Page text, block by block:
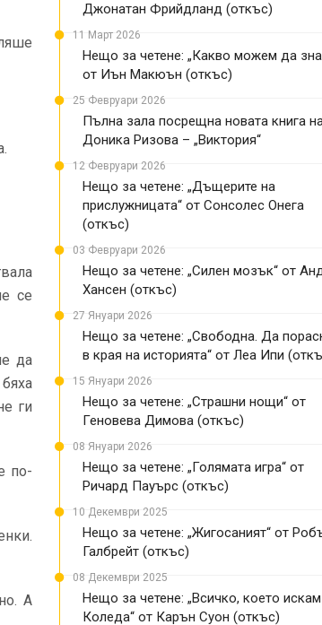
се
да
ги
по-
А
Джонатан Фрийдланд (откъс)
11 Март 2026
Нещо за четене: „Какво можем да
от Иън Макюън (откъс)
25 Февруари 2026
Пълна зала посрещна новата книга
Доника Ризова – „Виктория“
12 Февруари 2026
Нещо за четене: „Дъщерите на
прислужницата“ от Сонсолес Онега
(откъс)
03 Февруари 2026
Нещо за четене: „Силен мозък“ от
Хансен (откъс)
27 Януари 2026
Нещо за четене: „Свободна. Да
в края на историята“ от Леа Ипи
15 Януари 2026
Нещо за четене: „Страшни нощи“ от
Геновева Димова (откъс)
08 Януари 2026
Нещо за четене: „Голямата игра“ от
Ричард Пауърс (откъс)
10 Декември 2025
Нещо за четене: „Жигосаният“ от
Галбрейт (откъс)
08 Декември 2025
Нещо за четене: „Всичко, което
Коледа“ от Карън Суон (откъс)